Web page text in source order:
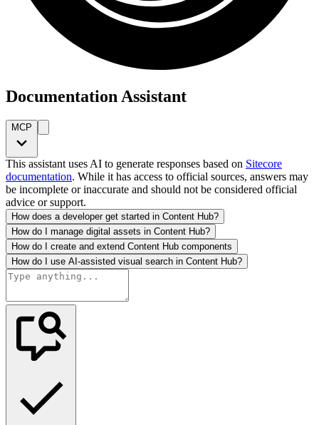
Documentation Assistant
MCP
This assistant uses AI to generate responses based on Sitecore
documentation. While it has access to official sources, answers may
be incomplete or inaccurate and should not be considered official
advice or support.
How does a developer get started in Content Hub?
How do I manage digital assets in Content Hub?
How do I create and extend Content Hub components
How do I use AI-assisted visual search in Content Hub?